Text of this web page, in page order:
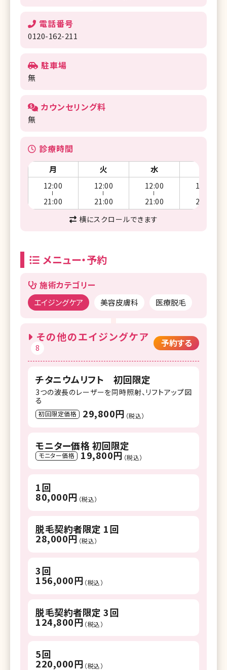
電話番号
0120-162-211
駐車場
無
カウンセリング料
無
診療時間
月 火 水
12:00
21:00
12:00
21:00
12:00
21:00
12:00
21:00
横にスクロールできます
メニュー・予約
施術カテゴリー
エイジングケア 美容皮膚科 医療脱毛
その他のエイジングケア
8 予約する
チタニウムリフト 初回限定
3つの波長のレーザーを同時照射、リフトアップ図
る
初回限定価格 29,800円 （税込）
モニター価格 初回限定
モニター価格 19,800円 （税込）
1回
80,000円 （税込）
脱毛契約者限定 1回
28,000円 （税込）
3回
156,000円 （税込）
脱毛契約者限定 3回
124,800円 （税込）
5回
220,000円 （税込）